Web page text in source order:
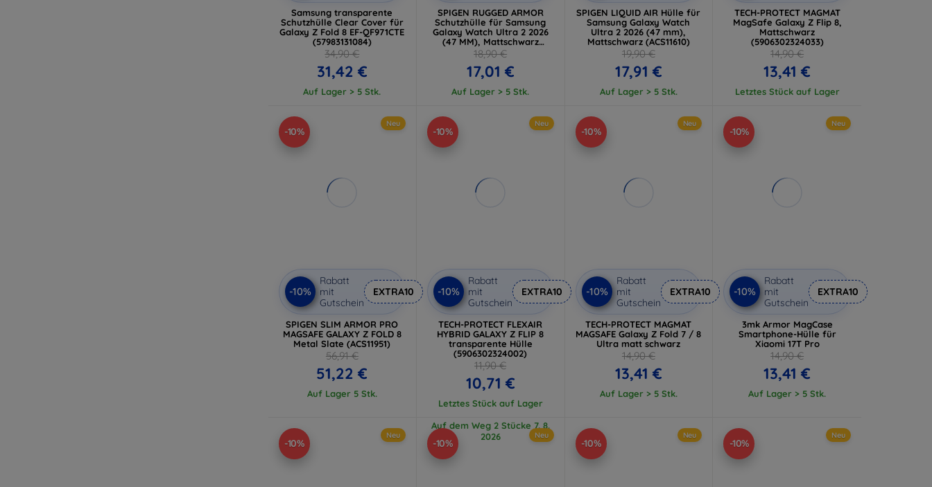
Samsung transparente
Schutzhülle Clear Cover für
Galaxy Z Fold 8 EF-QF971CTE
(57983131084)
34,90 €
31,42 €
Auf Lager > 5 Stk.
SPIGEN RUGGED ARMOR
Schutzhülle für Samsung
Galaxy Watch Ultra 2 2026
(47 MM), Mattschwarz
(ACS11611)
18,90 €
17,01 €
Auf Lager > 5 Stk.
SPIGEN LIQUID AIR Hülle für
Samsung Galaxy Watch
Ultra 2 2026 (47 mm),
Mattschwarz (ACS11610)
19,90 €
17,91 €
Auf Lager > 5 Stk.
TECH-PROTECT MAGMAT
MagSafe Galaxy Z Flip 8,
Mattschwarz
(5906302324033)
14,90 €
13,41 €
Letztes Stück auf Lager
-10%
Neu
-10%
Rabatt
mit
Gutschein
EXTRA10
SPIGEN SLIM ARMOR PRO
MAGSAFE GALAXY Z FOLD 8
Metal Slate (ACS11951)
56,91 €
51,22 €
Auf Lager 5 Stk.
-10%
Neu
-10%
Rabatt
mit
Gutschein
EXTRA10
TECH-PROTECT FLEXAIR
HYBRID GALAXY Z FLIP 8
transparente Hülle
(5906302324002)
11,90 €
10,71 €
Letztes Stück auf Lager
Auf dem Weg 2 Stücke 7. 8.
2026
-10%
Neu
-10%
Rabatt
mit
Gutschein
EXTRA10
TECH-PROTECT MAGMAT
MAGSAFE Galaxy Z Fold 7 / 8
Ultra matt schwarz
14,90 €
13,41 €
Auf Lager > 5 Stk.
-10%
Neu
-10%
Rabatt
mit
Gutschein
EXTRA10
3mk Armor MagCase
Smartphone-Hülle für
Xiaomi 17T Pro
14,90 €
13,41 €
Auf Lager > 5 Stk.
-10%
Neu
-10%
Neu
-10%
Neu
-10%
Neu